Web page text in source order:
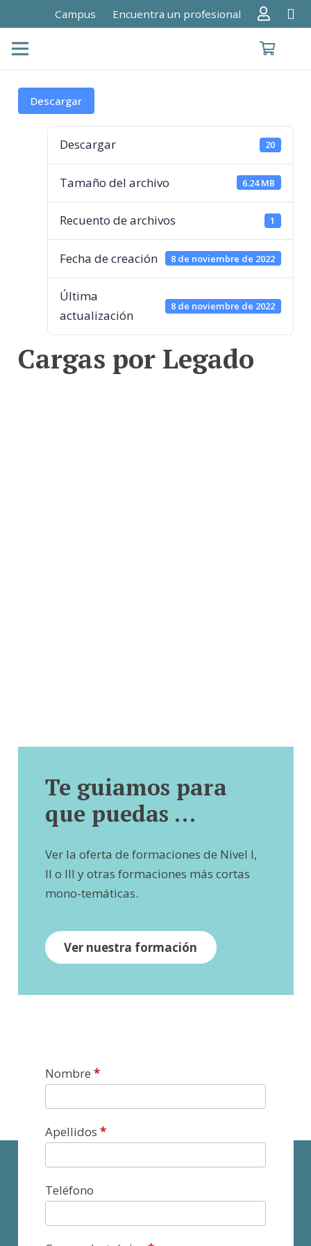
Campus Encuentra un profesional
Descargar
Descargar 20
Tamaño del archivo 6.24 MB
Recuento de archivos 1
Fecha de creación 8 de noviembre de 2022
Última
actualización
8 de noviembre de 2022
Cargas por Legado
Te guiamos para
que puedas …
Ver la oferta de formaciones de Nivel I,
II o III y otras formaciones más cortas
mono-temáticas.
Ver nuestra formación
Contacto
Nombre*
Apellidos*
Teléfono